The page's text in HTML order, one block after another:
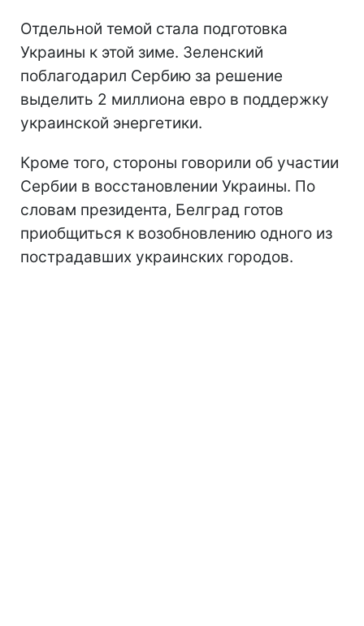
Отдельной темой стала подготовка
Украины к этой зиме. Зеленский
поблагодарил Сербию за решение
выделить 2 миллиона евро в поддержку
украинской энергетики.
Кроме того, стороны говорили об участии
Сербии в восстановлении Украины. По
словам президента, Белград готов
приобщиться к возобновлению одного из
пострадавших украинских городов.